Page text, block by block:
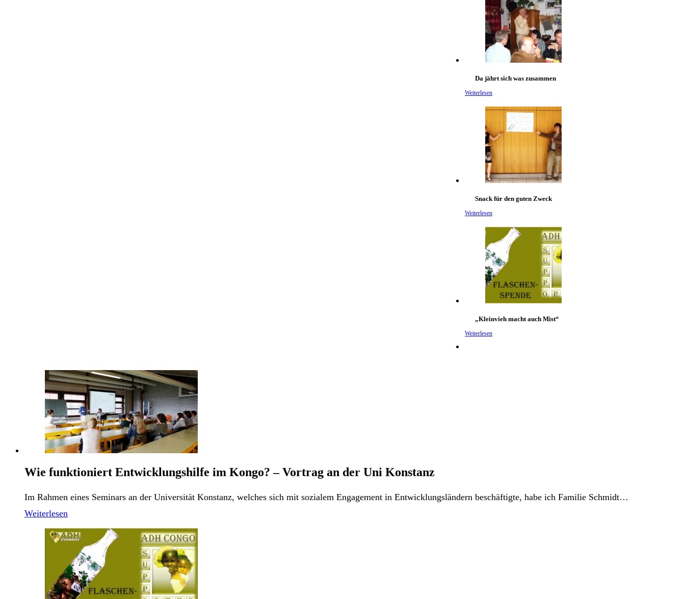
Da jährt sich was zusammen
Weiterlesen
Snack für den guten Zweck
Weiterlesen
„Kleinvieh macht auch Mist“
Weiterlesen
Wie funktioniert Entwicklungshilfe im Kongo? – Vortrag an der Uni Konstanz
Im Rahmen eines Seminars an der Universität Konstanz, welches sich mit sozialem Engagement in Entwicklungsländern beschäftigte, habe ich Familie Schmidt…
Weiterlesen